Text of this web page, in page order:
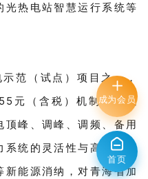
热电站智慧运行系统等
范（试点）项目之一，
元（含税）机制电价执
峰、调峰、调频、备用
系统的灵活性与高峰时段
新能源消纳，对青海省加
成为会员
首页